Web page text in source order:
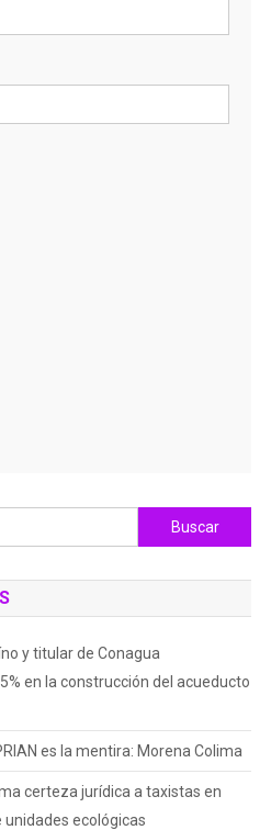
Buscar:
y titular de Conagua
en la construcción del acueducto
es la mentira: Morena Colima
certeza jurídica a taxistas en
ecológicas